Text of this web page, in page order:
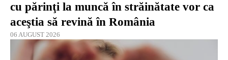
cu părinţi la muncă în străinătate vor ca
aceştia să revină în România
06 AUGUST 2026